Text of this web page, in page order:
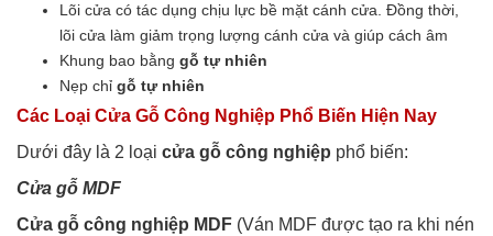
Lõi cửa có tác dụng chịu lực bề mặt cánh cửa. Đồng thời,
lõi cửa làm giảm trọng lượng cánh cửa và giúp cách âm
Khung bao bằng gỗ tự nhiên
Nẹp chỉ gỗ tự nhiên
Các Loại Cửa Gỗ Công Nghiệp Phổ Biến Hiện Nay
Dưới đây là 2 loại cửa gỗ công nghiệp phổ biến:
Cửa gỗ MDF
Cửa gỗ công nghiệp MDF (Ván MDF được tạo ra khi nén